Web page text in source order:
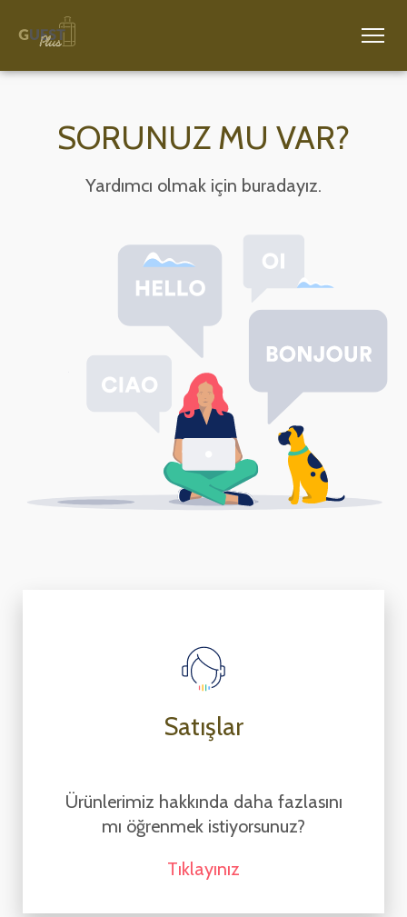
SORUNUZ MU VAR?
Yardımcı olmak için buradayız.
Satışlar
Ürünlerimiz hakkında daha fazlasını
mı öğrenmek istiyorsunuz?
Tıklayınız